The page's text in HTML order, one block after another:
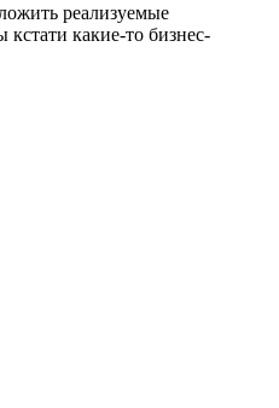
реализуемые
какие-то бизнес-